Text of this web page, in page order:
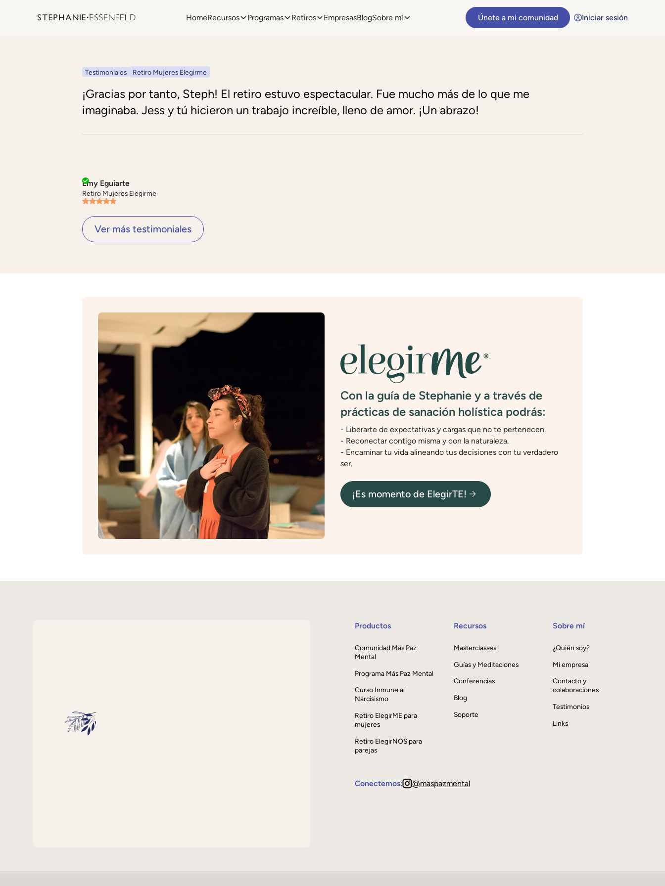
HomeRecursos Programas Retiros EmpresasBlogSobre mí Únete a mi comunidad Iniciar sesión
Testimoniales Retiro Mujeres Elegirme
¡Gracias por tanto, Steph! El retiro estuvo espectacular. Fue mucho más de lo que me
imaginaba. Jess y tú hicieron un trabajo increíble, lleno de amor. ¡Un abrazo!
Emy Eguiarte
Retiro Mujeres Elegirme
Ver más testimoniales
Con la guía de Stephanie y a través de
prácticas de sanación holística podrás:
- Liberarte de expectativas y cargas que no te pertenecen.
- Reconectar contigo misma y con la naturaleza.
- Encaminar tu vida alineando tus decisiones con tu verdadero
ser.
¡Es momento de ElegirTE!
Productos
Comunidad Más Paz
Mental
Programa Más Paz Mental
Curso Inmune al
Narcisismo
Retiro ElegirME para
mujeres
Retiro ElegirNOS para
parejas
Recursos
Masterclasses
Guías y Meditaciones
Conferencias
Blog
Soporte
Sobre mí
¿Quién soy?
Mi empresa
Contacto y
colaboraciones
Testimonios
Links
Conectemos: @maspazmental